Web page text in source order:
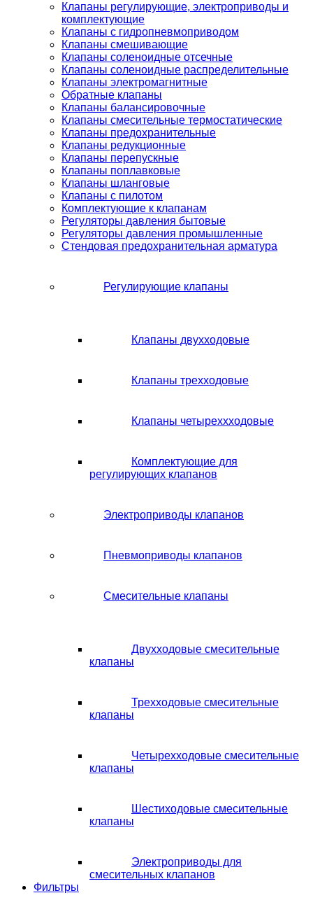
Клапаны регулирующие, электроприводы и
комплектующие
Клапаны с гидропневмоприводом
Клапаны смешивающие
Клапаны соленоидные отсечные
Клапаны соленоидные распределительные
Клапаны электромагнитные
Обратные клапаны
Клапаны балансировочные
Клапаны смесительные термостатические
Клапаны предохранительные
Клапаны редукционные
Клапаны перепускные
Клапаны поплавковые
Клапаны шланговые
Клапаны с пилотом
Комплектующие к клапанам
Регуляторы давления бытовые
Регуляторы давления промышленные
Стендовая предохранительная арматура
Регулирующие клапаны
Клапаны двухходовые
Клапаны трехходовые
Клапаны четыреххходовые
Комплектующие для
регулирующих клапанов
Электроприводы клапанов
Пневмоприводы клапанов
Смесительные клапаны
Двухходовые смесительные
клапаны
Трехходовые смесительные
клапаны
Четырехходовые смесительные
клапаны
Шестиходовые смесительные
клапаны
Электроприводы для
смесительных клапанов
Фильтры